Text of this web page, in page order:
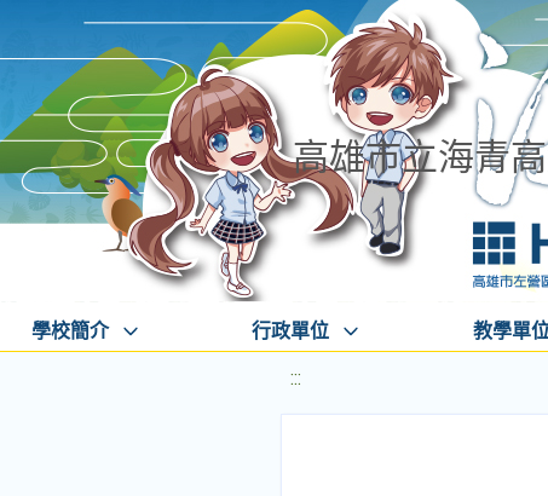
高雄市立海青
學校簡介 行政單位 教學單
:::